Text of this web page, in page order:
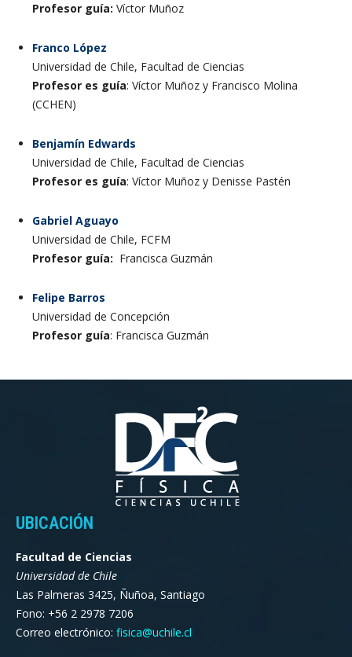
Profesor guía: Víctor Muñoz
Franco López
Universidad de Chile, Facultad de Ciencias
Profesor es guía: Víctor Muñoz y Francisco Molina
(CCHEN)
Benjamín Edwards
Universidad de Chile, Facultad de Ciencias
Profesor es guía: Víctor Muñoz y Denisse Pastén
Gabriel Aguayo
Universidad de Chile, FCFM
Profesor guía: Francisca Guzmán
Felipe Barros
Universidad de Concepción
Profesor guía: Francisca Guzmán
UBICACIÓN
Facultad de Ciencias
Universidad de Chile
Las Palmeras 3425, Ñuñoa, Santiago
Fono: +56 2 2978 7206
Correo electrónico: fisica@uchile.cl